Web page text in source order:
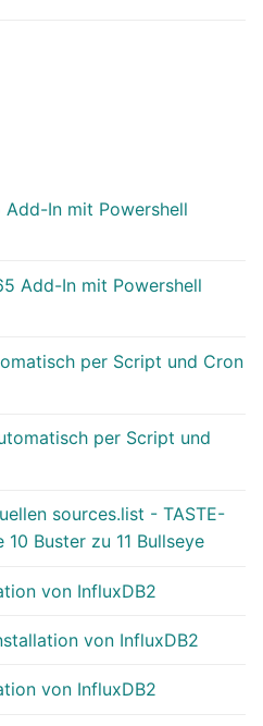
In mit Powershell
Add-In mit Powershell
per Script und Cron
per Script und
sources.list - TASTE-
Buster zu 11 Bullseye
von InfluxDB2
von InfluxDB2
von InfluxDB2